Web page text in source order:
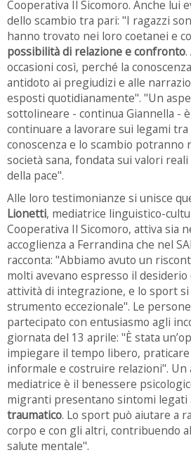
Cooperativa Il Sicomoro. Anche lui
dello scambio tra pari: "I ragazzi
hanno trovato nei loro coetanei e
possibilità di relazione e confronto
occasioni così, perché la
antidoto ai pregiudizi e alle
esposti quotidianamente". "Un
sottolineare - continua Giannella -
continuare a lavorare sui legami
conoscenza e lo scambio potranno
società sana, fondata sui valori
della pace".
Alle loro testimonianze si unisce
Lionetti, mediatrice linguistico-
Cooperativa Il Sicomoro, attiva sia
accoglienza a Ferrandina che nel
racconta: "Abbiamo avuto un
molti avevano espresso il
attività di integrazione, e lo sport
strumento eccezionale". Le
partecipato con entusiasmo agli
giornata del 13 aprile: "È stata
impiegare il tempo libero,
informale e costruire relazioni". Un
mediatrice è il benessere
migranti presentano sintomi legati
traumatico. Lo sport può aiutare a
corpo e con gli altri, contribuendo
salute mentale".